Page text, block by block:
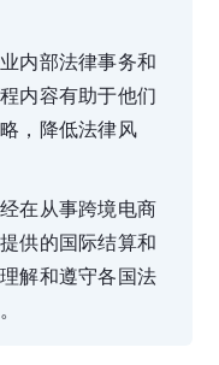
内部法律事务和
内容有助于他们
，降低法律风
在从事跨境电商
供的国际结算和
解和遵守各国法